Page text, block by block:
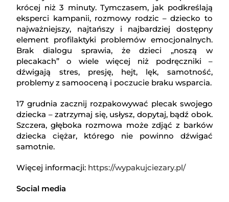
krócej niż 3 minuty. Tymczasem, jak podkreślają
eksperci kampanii, rozmowy rodzic – dziecko to
najważniejszy, najtańszy i najbardziej dostępny
element profilaktyki problemów emocjonalnych.
Brak dialogu sprawia, że dzieci „noszą w
plecakach” o wiele więcej niż podręczniki –
dźwigają stres, presję, hejt, lęk, samotność,
problemy z samooceną i poczucie braku wsparcia.
17 grudnia zacznij rozpakowywać plecak swojego
dziecka – zatrzymaj się, usłysz, dopytaj, bądź obok.
Szczera, głęboka rozmowa może zdjąć z barków
dziecka ciężar, którego nie powinno dźwigać
samotnie.
Więcej informacji: https://wypakujciezary.pl/
Social media